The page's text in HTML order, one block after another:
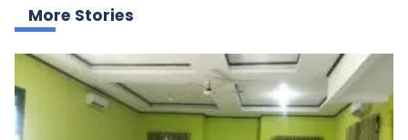
More Stories